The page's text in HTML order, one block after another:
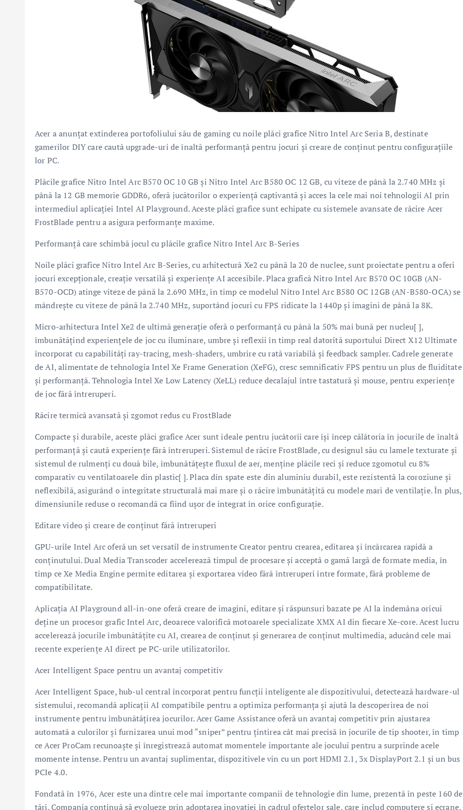
Acer a anunțat extinderea portofoliului său de gaming cu noile plăci grafice Nitro Intel Arc Seria B, destinate
gamerilor DIY care caută upgrade-uri de înaltă performanță pentru jocuri și creare de conținut pentru configurațiile
lor PC.
Plăcile grafice Nitro Intel Arc B570 OC 10 GB și Nitro Intel Arc B580 OC 12 GB, cu viteze de până la 2.740 MHz și
până la 12 GB memorie GDDR6, oferă jucătorilor o experiență captivantă și acces la cele mai noi tehnologii AI prin
intermediul aplicației Intel AI Playground. Aceste plăci grafice sunt echipate cu sistemele avansate de răcire Acer
FrostBlade pentru a asigura performanțe maxime.
Performanță care schimbă jocul cu plăcile grafice Nitro Intel Arc B-Series
Noile plăci grafice Nitro Intel Arc B-Series, cu arhitectură Xe2 cu până la 20 de nuclee, sunt proiectate pentru a oferi
jocuri excepționale, creație versatilă și experiențe AI accesibile. Placa grafică Nitro Intel Arc B570 OC 10GB (AN-
B570-OCD) atinge viteze de până la 2.690 MHz, în timp ce modelul Nitro Intel Arc B580 OC 12GB (AN-B580-OCA) se
mândrește cu viteze de până la 2.740 MHz, suportând jocuri cu FPS ridicate la 1440p și imagini de până la 8K.
Micro-arhitectura Intel Xe2 de ultimă generație oferă o performanță cu până la 50% mai bună per nucleu[ ],
îmbunătățind experiențele de joc cu iluminare, umbre și reflexii în timp real datorită suportului Direct X12 Ultimate
încorporat cu capabilități ray-tracing, mesh-shaders, umbrire cu rată variabilă și feedback sampler. Cadrele generate
de AI, alimentate de tehnologia Intel Xe Frame Generation (XeFG), cresc semnificativ FPS pentru un plus de fluiditate
și performanță. Tehnologia Intel Xe Low Latency (XeLL) reduce decalajul între tastatură și mouse, pentru experiențe
de joc fără întreruperi.
Răcire termică avansată și zgomot redus cu FrostBlade
Compacte și durabile, aceste plăci grafice Acer sunt ideale pentru jucătorii care își încep călătoria în jocurile de înaltă
performanță și caută experiențe fără întreruperi. Sistemul de răcire FrostBlade, cu designul său cu lamele texturate și
sistemul de rulmenți cu două bile, îmbunătățește fluxul de aer, menține plăcile reci și reduce zgomotul cu 8%
comparativ cu ventilatoarele din plastic[ ]. Placa din spate este din aluminiu durabil, este rezistentă la coroziune și
neflexibilă, asigurând o integritate structurală mai mare și o răcire îmbunătățită cu modele mari de ventilație. În plus,
dimensiunile reduse o recomandă ca fiind ușor de integrat în orice configurație.
Editare video și creare de conținut fără întreruperi
GPU-urile Intel Arc oferă un set versatil de instrumente Creator pentru crearea, editarea și încărcarea rapidă a
conținutului. Dual Media Transcoder accelerează timpul de procesare și acceptă o gamă largă de formate media, în
timp ce Xe Media Engine permite editarea și exportarea video fără întreruperi între formate, fără probleme de
compatibilitate.
Aplicația AI Playground all-in-one oferă creare de imagini, editare și răspunsuri bazate pe AI la îndemâna oricui
deține un procesor grafic Intel Arc, deoarece valorifică motoarele specializate XMX AI din fiecare Xe-core. Acest lucru
accelerează jocurile îmbunătățite cu AI, crearea de conținut și generarea de conținut multimedia, aducând cele mai
recente experiențe AI direct pe PC-urile utilizatorilor.
Acer Intelligent Space pentru un avantaj competitiv
Acer Intelligent Space, hub-ul central încorporat pentru funcții inteligente ale dispozitivului, detectează hardware-ul
sistemului, recomandă aplicații AI compatibile pentru a optimiza performanța și ajută la descoperirea de noi
instrumente pentru îmbunătățirea jocurilor. Acer Game Assistance oferă un avantaj competitiv prin ajustarea
automată a culorilor și furnizarea unui mod “sniper” pentru țintirea cât mai precisă în jocurile de tip shooter, în timp
ce Acer ProCam recunoaște și înregistrează automat momentele importante ale jocului pentru a surprinde acele
momente intense. Pentru un avantaj suplimentar, dispozitivele vin cu un port HDMI 2.1, 3x DisplayPort 2.1 și un bus
PCIe 4.0.
Fondată în 1976, Acer este una dintre cele mai importante companii de tehnologie din lume, prezentă în peste 160 de
țări. Compania continuă să evolueze prin adoptarea inovației în cadrul ofertelor sale, care includ computere și ecrane,